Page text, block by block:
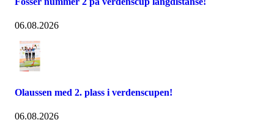
06.08.2026
Olaussen med 2. plass i verdenscupen!
06.08.2026